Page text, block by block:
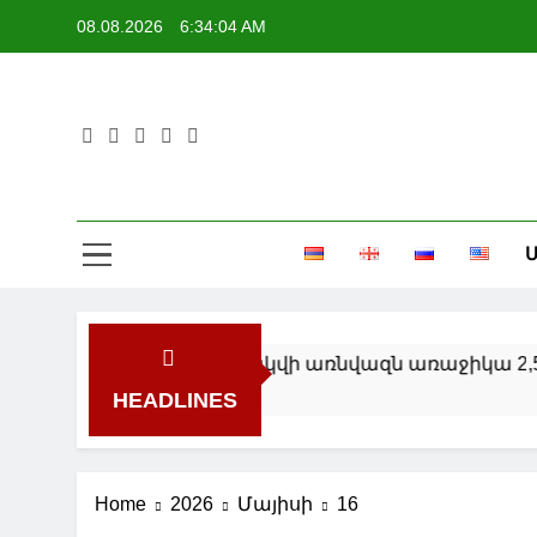
08.08.2026 6:34:05 AM
HEADLINES
կշարունակվի առնվազն առաջիկա 2,5 տարվա
Home 2026 Մայիսի 16